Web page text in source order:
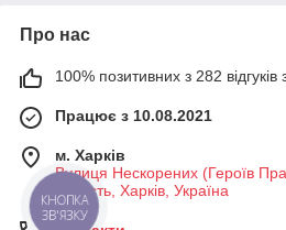
Про нас
100% позитивних з 282 відгуків
Працює з 10.08.2021
м. Харків
Вулиця Нескорених (Героїв
область, Харків, Україна
КНОПКА
ЗВ'ЯЗКУ